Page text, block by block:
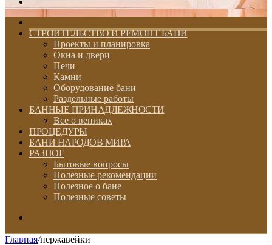
skin
СТРОИТЕЛЬСТВО И РЕМОНТ БАНИ
Проекты и планировка
Окна и двери
Печи
Камни
Оборудование бани
Раздельные работы
БАННЫЕ ПРИНАДЛЕЖНОСТИ
Все о вениках
ПРОЦЕДУРЫ
БАНИ НАРОДОВ МИРА
РАЗНОЕ
Бытовые вопросы
Полезные рекомендации
Полезное о бане
Полезные советы
Главная/нержавейки